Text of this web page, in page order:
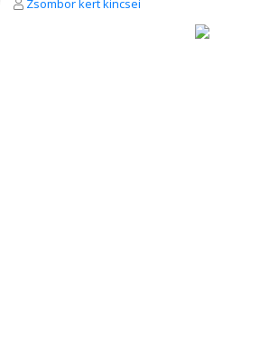
Zsombor kert kincsei